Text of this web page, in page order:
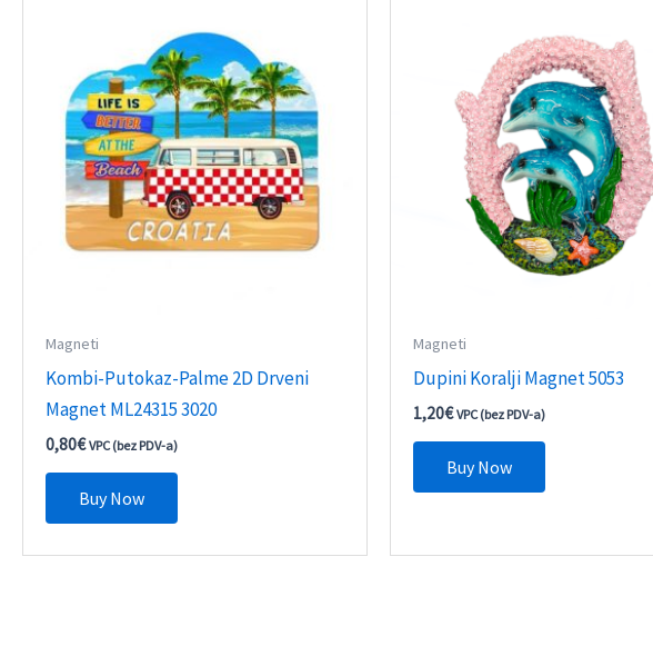
Magneti
Kombi-Putokaz-Palme 2D Drveni
Magnet ML24315 3020
0,80€ VPC (bez PDV-a)
Buy Now
Magneti
Dupini Koralji Magnet 5053
1,20€ VPC (bez PDV-a)
Buy Now